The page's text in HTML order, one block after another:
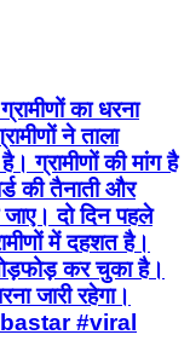
का धरना
ने ताला
ग्रामीणों की मांग है
की तैनाती और
दो दिन पहले
में दहशत है।
कर चुका है।
जारी रहेगा।
#viral